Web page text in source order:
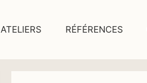
ATELIERS RÉFÉRENCES